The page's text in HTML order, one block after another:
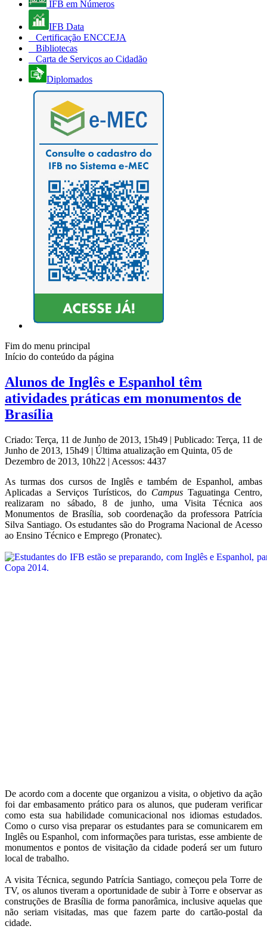
IFB em Números
IFB Data
Certificação ENCCEJA
Bibliotecas
Carta de Serviços ao Cidadão
Diplomados
Fim do menu principal
Início do conteúdo da página
Alunos de Inglês e Espanhol têm
atividades práticas em monumentos de
Brasília
Criado: Terça, 11 de Junho de 2013, 15h49 | Publicado: Terça, 11 de
Junho de 2013, 15h49 | Última atualização em Quinta, 05 de
Dezembro de 2013, 10h22 | Acessos: 4437
As turmas dos cursos de Inglês e também de Espanhol, ambas
Aplicadas a Serviços Turísticos, do CampusTaguatinga Centro,
realizaram no sábado, 8 de junho, uma Visita Técnica aos
Monumentos de Brasília, sob coordenação da professora Patrícia
Silva Santiago. Os estudantes são do Programa Nacional de Acesso
ao Ensino Técnico e Emprego (Pronatec).
De acordo com a docente que organizou a visita, o objetivo da ação
foi dar embasamento prático para os alunos, que puderam verificar
como esta sua habilidade comunicacional nos idiomas estudados.
Como o curso visa preparar os estudantes para se comunicarem em
Inglês ou Espanhol, com informações para turistas, esse ambiente de
monumentos e pontos de visitação da cidade poderá ser um futuro
local de trabalho.
A visita Técnica, segundo Patrícia Santiago, começou pela Torre de
TV, os alunos tiveram a oportunidade de subir à Torre e observar as
construções de Brasília de forma panorâmica, inclusive aquelas que
não seriam visitadas, mas que fazem parte do cartão-postal da
cidade.